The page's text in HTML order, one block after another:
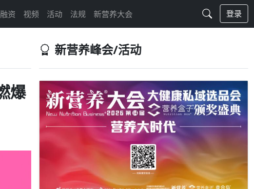
资 视频 活动 法规 新营养大会 登录
爆
新营养峰会/活动